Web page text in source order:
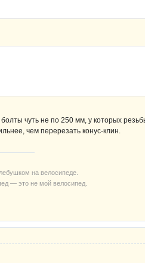
чуть не по 250 мм, у которых
чем перерезать конус-клин.
на велосипеде.
— это не мой велосипед.